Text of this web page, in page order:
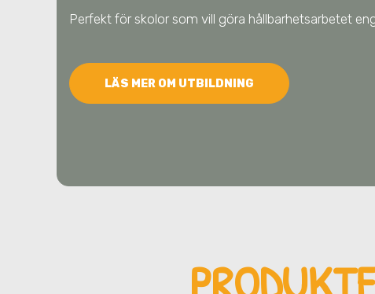
Perfekt för skolor som vill göra hållbarhetsarbetet
LÄS MER OM UTBILDNING